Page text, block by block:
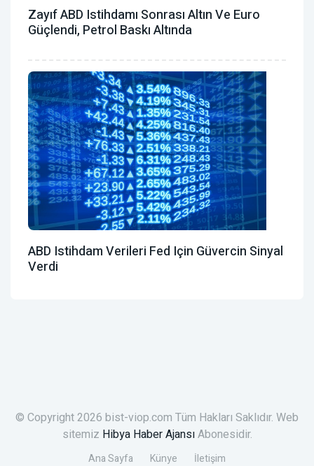
Zayıf ABD Istihdamı Sonrası Altın Ve Euro
Güçlendi, Petrol Baskı Altında
ABD Istihdam Verileri Fed Için Güvercin Sinyal
Verdi
© Copyright 2026 bist-viop.com Tüm Hakları Saklıdır. Web
sitemiz Hibya Haber AjansıAbonesidir.
Ana Sayfa Künye İletişim